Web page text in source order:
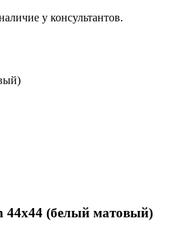
у консультантов.
(белый матовый)